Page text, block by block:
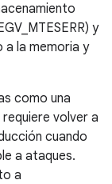
y
la memoria y
como una
requiere volver a
cuando
a ataques.
a